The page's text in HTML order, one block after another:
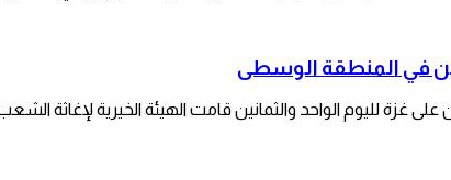
غزة لليوم الواحد والثمانين قامت الهيئة الخيرية لإغاثة